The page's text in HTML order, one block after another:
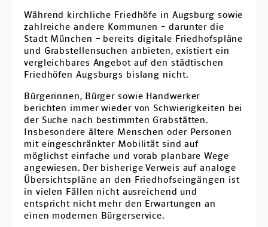
Während kirchliche Friedhöfe in Augsburg sowie
zahlreiche andere Kommunen – darunter die
Stadt München – bereits digitale Friedhofspläne
und Grabstellensuchen anbieten, existiert ein
vergleichbares Angebot auf den städtischen
Friedhöfen Augsburgs bislang nicht.
Bürgerinnen, Bürger sowie Handwerker
berichten immer wieder von Schwierigkeiten bei
der Suche nach bestimmten Grabstätten.
Insbesondere ältere Menschen oder Personen
mit eingeschränkter Mobilität sind auf
möglichst einfache und vorab planbare Wege
angewiesen. Der bisherige Verweis auf analoge
Übersichtspläne an den Friedhofseingängen ist
in vielen Fällen nicht ausreichend und
entspricht nicht mehr den Erwartungen an
einen modernen Bürgerservice.